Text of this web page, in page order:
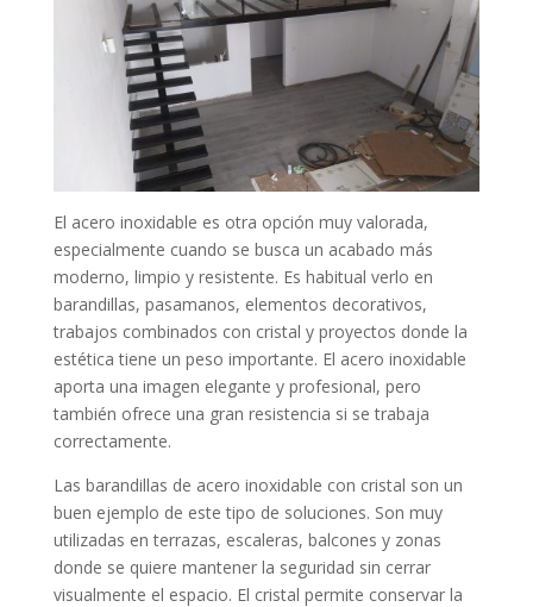
El acero inoxidable es otra opción muy valorada,
especialmente cuando se busca un acabado más
moderno, limpio y resistente. Es habitual verlo en
barandillas, pasamanos, elementos decorativos,
trabajos combinados con cristal y proyectos donde la
estética tiene un peso importante. El acero inoxidable
aporta una imagen elegante y profesional, pero
también ofrece una gran resistencia si se trabaja
correctamente.
Las barandillas de acero inoxidable con cristal son un
buen ejemplo de este tipo de soluciones. Son muy
utilizadas en terrazas, escaleras, balcones y zonas
donde se quiere mantener la seguridad sin cerrar
visualmente el espacio. El cristal permite conservar la